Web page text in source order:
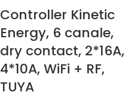
Controller Kinetic
Energy, 6 canale,
dry contact, 2*16A,
4*10A, WiFi + RF,
TUYA